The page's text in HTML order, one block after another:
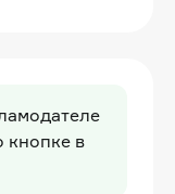
кнопке в